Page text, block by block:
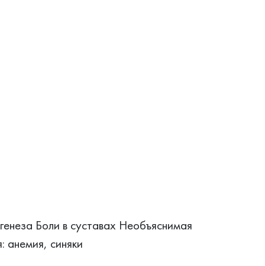
Боли в суставах Необъяснимая
анемия, синяки